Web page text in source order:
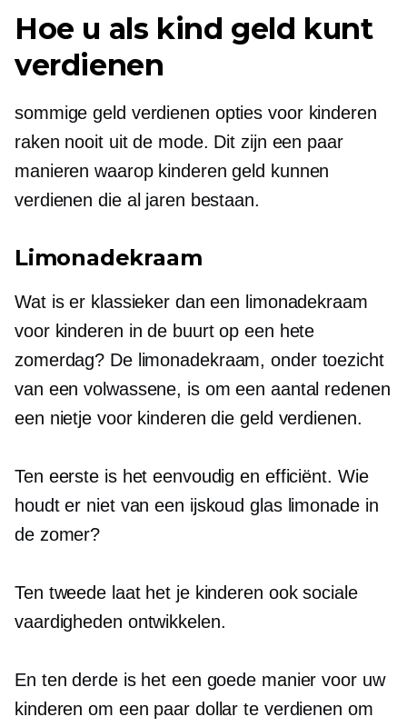
Hoe u als kind geld kunt
verdienen
sommigegeld verdienen opties voor kinderen
raken nooit uit de mode. Dit zijn een paar
manieren waarop kinderen geld kunnen
verdienen die al jaren bestaan.
Limonadekraam
Wat is er klassieker dan een limonadekraam
voor kinderen in de buurt op een hete
zomerdag? De limonadekraam, onder toezicht
van een volwassene, is om een ​​aantal redenen
een nietje voor kinderen die geld verdienen.
Ten eerste is het eenvoudig en efficiënt. Wie
houdt er niet van een ijskoud glas limonade in
de zomer?
Ten tweede laat het je kinderen ook sociale
vaardigheden ontwikkelen.
En ten derde is het een goede manier voor uw
kinderen om een ​​paar dollar te verdienen om